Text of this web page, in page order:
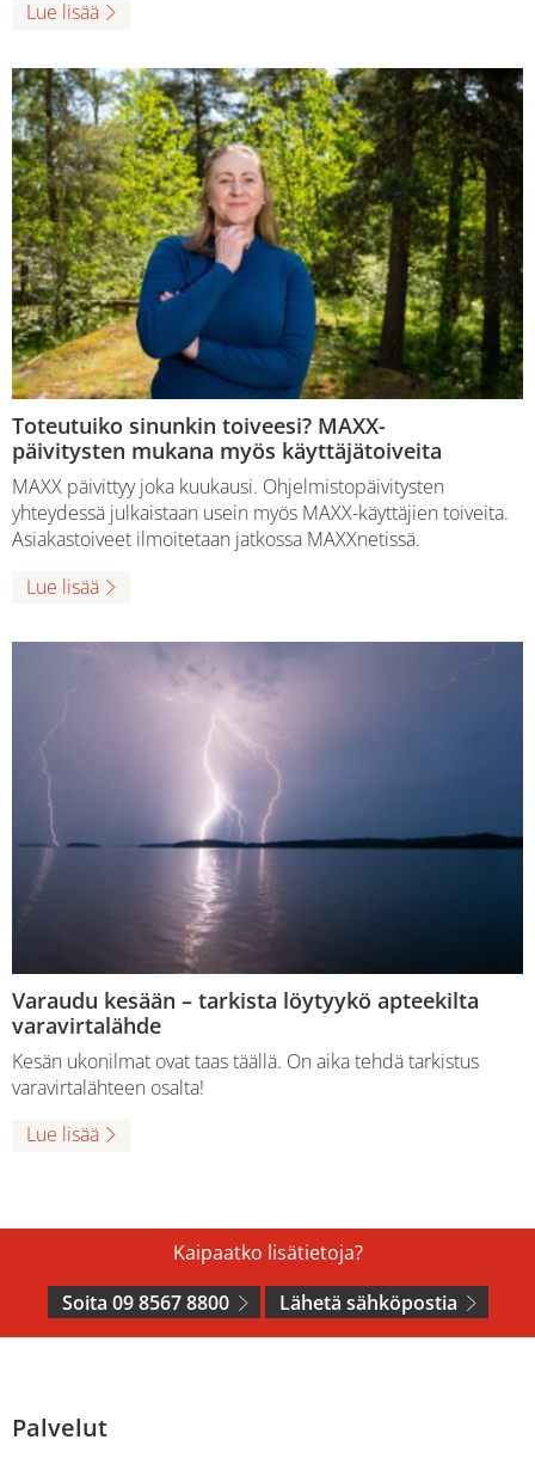
Lue lisää
Toteutuiko sinunkin toiveesi? MAXX-
päivitysten mukana myös käyttäjätoiveita
MAXX päivittyy joka kuukausi. Ohjelmistopäivitysten
yhteydessä julkaistaan usein myös MAXX-käyttäjien toiveita.
Asiakastoiveet ilmoitetaan jatkossa MAXXnetissä.
Lue lisää
Varaudu kesään – tarkista löytyykö apteekilta
varavirtalähde
Kesän ukonilmat ovat taas täällä. On aika tehdä tarkistus
varavirtalähteen osalta!
Lue lisää
Kaipaatko lisätietoja?
Soita 09 8567 8800
Lähetä sähköpostia
Palvelut